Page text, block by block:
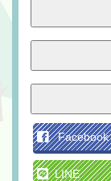
Facebook
LINE